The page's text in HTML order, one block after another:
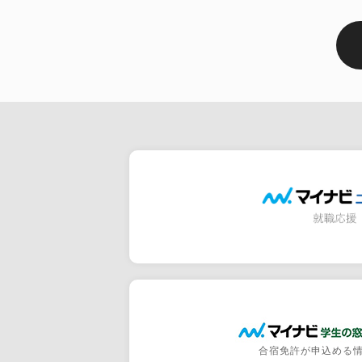
合宿免許が申込める